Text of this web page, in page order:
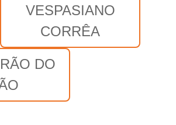
VESPASIANO
CORRÊA
DO